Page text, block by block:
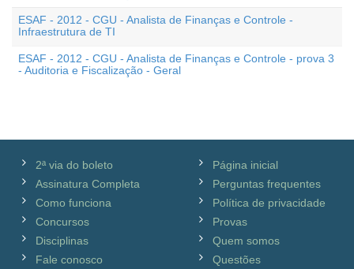
ESAF - 2012 - CGU - Analista de Finanças e Controle -
Infraestrutura de TI
ESAF - 2012 - CGU - Analista de Finanças e Controle - prova 3
- Auditoria e Fiscalização - Geral
2ª via do boleto
Assinatura Completa
Como funciona
Concursos
Disciplinas
Fale conosco
Página inicial
Perguntas frequentes
Política de privacidade
Provas
Quem somos
Questões